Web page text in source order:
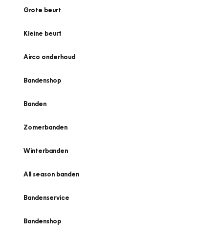
Grote beurt
Kleine beurt
Airco onderhoud
Bandenshop
Banden
Zomerbanden
Winterbanden
All season banden
Bandenservice
Bandenshop